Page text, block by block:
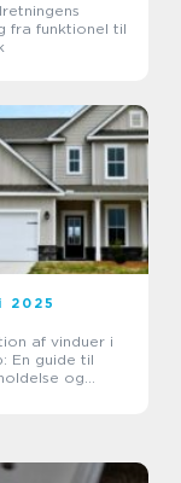
fra funktionel til
2025
af vinduer i
En guide til
og